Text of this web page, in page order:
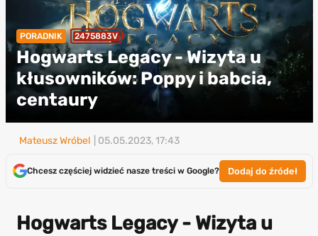
PORADNIK 2475883V
Hogwarts Legacy - Wizyta u
kłusowników: Poppy i babcia,
centaury
Mateusz Wróbel | 05.05.2023, 17:43
Chcesz częściej widzieć nasze treści w Google? Dodaj do źródeł
Hogwarts Legacy - Wizyta u